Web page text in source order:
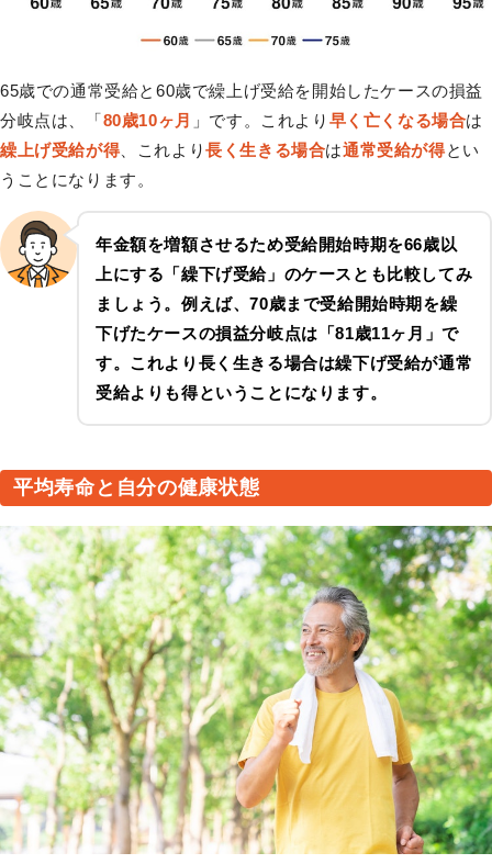
65歳での通常受給と60歳で繰上げ受給を開始したケースの損益
分岐点は、「80歳10ヶ月 」です。これより 早く亡くなる場合は
繰上げ受給が得、これより長く生きる場合は通常受給が得とい
うことになります。
年金額を増額させるため受給開始時期を66歳以
上にする「繰下げ受給」のケースとも比較してみ
ましょう。例えば、70歳まで受給開始時期を繰
下げたケースの損益分岐点は「81歳11ヶ月 」で
す。これより長く生きる場合は繰下げ受給が通常
受給よりも得ということになります。
平均寿命と自分の健康状態